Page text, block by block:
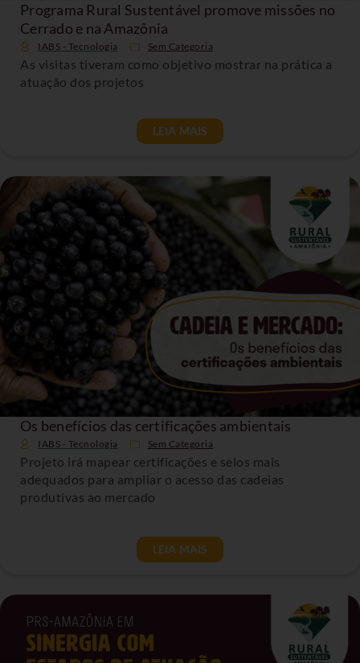
Programa Rural Sustentável promove missões no
Cerrado e na Amazônia
IABS - Tecnologia Sem Categoria
As visitas tiveram como objetivo mostrar na prática a
atuação dos projetos
LEIA MAIS
Os benefícios das certificações ambientais
IABS - Tecnologia Sem Categoria
Projeto irá mapear certificações e selos mais
adequados para ampliar o acesso das cadeias
produtivas ao mercado
LEIA MAIS